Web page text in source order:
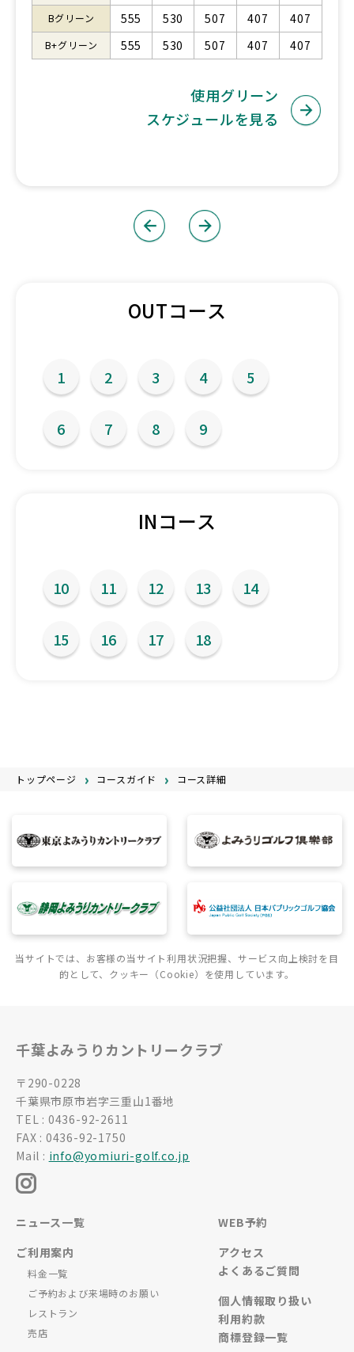
Bグリーン 555 530 507 407 407
B+グリーン 555 530 507 407 407
使用グリーン
スケジュールを見る
OUTコース
1 2 3 4 5
6 7 8 9
INコース
10 11 12 13 14
15 16 17 18
トップページ コースガイド コース詳細
当サイトでは、お客様の当サイト利用状況把握、サービス向上検討を目
的として、クッキー（Cookie）を使用しています。
千葉よみうりカントリークラブ
〒290-0228
千葉県市原市岩字三重山1番地
TEL : 0436-92-2611
FAX : 0436-92-1750
Mail : info@yomiuri-golf.co.jp
ニュース一覧
ご利用案内
料金一覧
ご予約および来場時のお願い
レストラン
売店
WEB予約
アクセス
よくあるご質問
個人情報取り扱い
利用約款
商標登録一覧